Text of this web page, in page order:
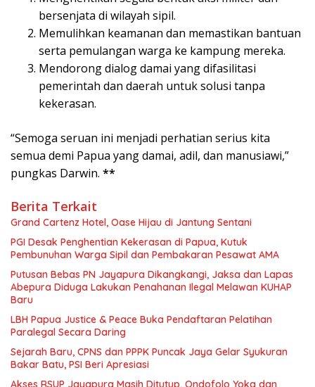
bersenjata di wilayah sipil.
Memulihkan keamanan dan memastikan bantuan
serta pemulangan warga ke kampung mereka.
Mendorong dialog damai yang difasilitasi
pemerintah dan daerah untuk solusi tanpa
kekerasan.
“Semoga seruan ini menjadi perhatian serius kita
semua demi Papua yang damai, adil, dan manusiawi,”
pungkas Darwin. **
Berita Terkait
Grand Cartenz Hotel, Oase Hijau di Jantung Sentani
PGI Desak Penghentian Kekerasan di Papua, Kutuk
Pembunuhan Warga Sipil dan Pembakaran Pesawat AMA
Putusan Bebas PN Jayapura Dikangkangi, Jaksa dan Lapas
Abepura Diduga Lakukan Penahanan Ilegal Melawan KUHAP
Baru
LBH Papua Justice & Peace Buka Pendaftaran Pelatihan
Paralegal Secara Daring
Sejarah Baru, CPNS dan PPPK Puncak Jaya Gelar Syukuran
Bakar Batu, PSI Beri Apresiasi
Akses RSUP Jayapura Masih Ditutup, Ondofolo Yoka dan